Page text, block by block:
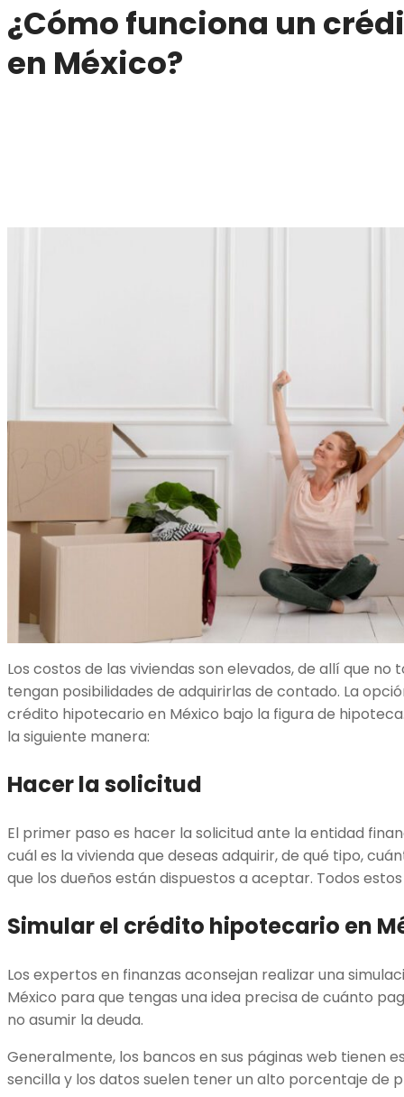
¿Cómo funciona un
en México?
Los costos de las viviendas son elevados, de allí que no
tengan posibilidades de adquirirlas de contado. La
crédito hipotecario en México bajo la figura de
la siguiente manera:
Hacer la solicitud
El primer paso es hacer la solicitud ante la entidad
cuál es la vivienda que deseas adquirir, de qué tipo,
que los dueños están dispuestos a aceptar. Todos
Simular el crédito hipotecario en
Los expertos en finanzas aconsejan realizar una
México para que tengas una idea precisa de cuánto
no asumir la deuda.
Generalmente, los bancos en sus páginas web tienen
sencilla y los datos suelen tener un alto porcentaje de